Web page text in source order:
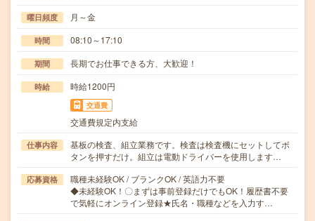
曜日頻度 月～金
時間 08:10～17:10
期間 長期でお仕事できる方、大歓迎！
時給 時給1200円
交通費
交通費規定内支給
仕事内容
基板の検査、組立業務です。検査は検査機にセットしてボ
タンを押すだけ。組立は電動ドライバーを使用します…
応募資格
職種未経験OK / ブランクOK / 英語力不要
◆未経験OK！〇まずは事前登録だけでもOK！履歴書不要
で気軽にオンライン登録★氏名・職種などを入力す…